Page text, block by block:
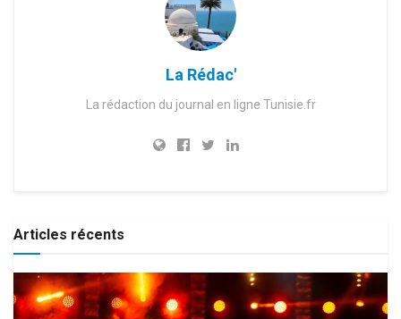
La Rédac'
La rédaction du journal en ligne Tunisie.fr
Articles récents